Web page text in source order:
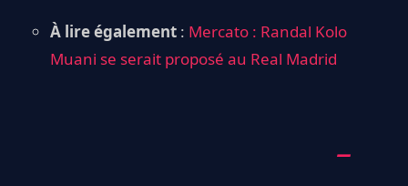
À lire également : Mercato : Randal Kolo
Muani se serait proposé au Real Madrid